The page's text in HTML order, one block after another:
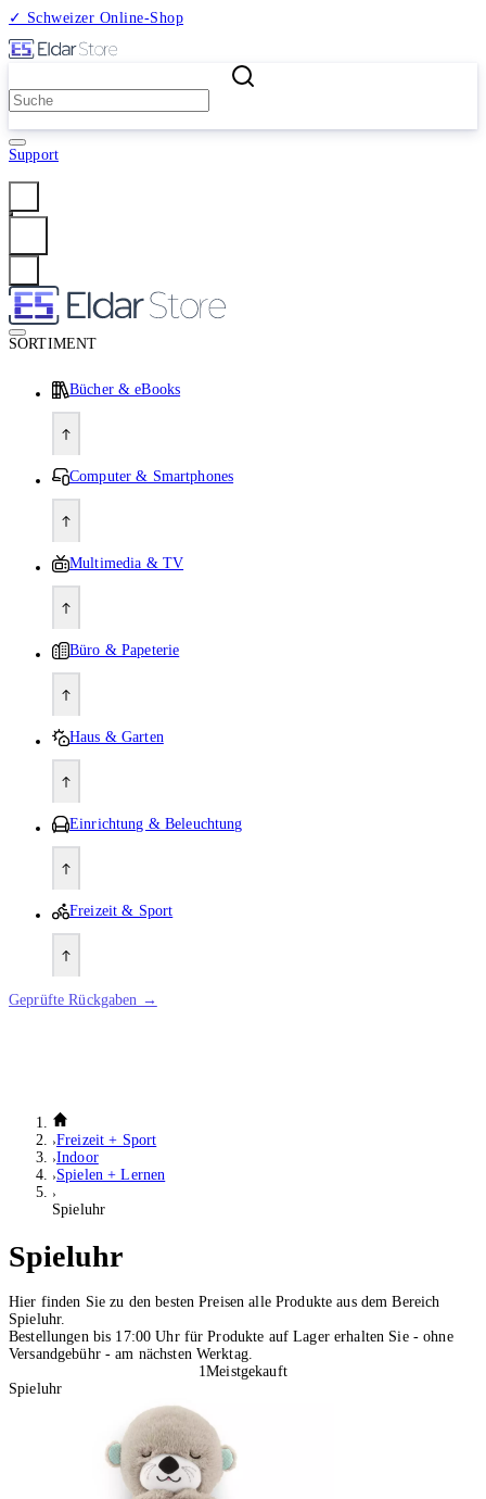
✓ Schweizer Online-Shop
Support
SORTIMENT
Bücher & eBooks
Computer & Smartphones
Multimedia & TV
Büro & Papeterie
Haus & Garten
Einrichtung & Beleuchtung
Freizeit & Sport
Geprüfte Rückgaben →
Freizeit + Sport
Indoor
Spielen + Lernen
Spieluhr
Spieluhr
Hier finden Sie zu den besten Preisen alle Produkte aus dem Bereich
Spieluhr.
Bestellungen bis 17:00 Uhr für Produkte auf Lager erhalten Sie - ohne
Versandgebühr - am nächsten Werktag.
1Meistgekauft
Spieluhr